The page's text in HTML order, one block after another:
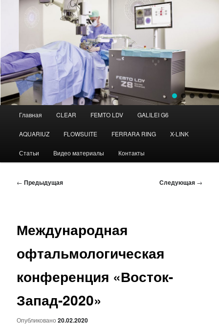
Перейти
к
основному
содержимому
Перейти
к
дополнительному
содержимому
Главная CLEAR FEMTO LDV GALILEI G6
AQUARIUZ FLOWSUITE FERRARA RING X-LINK
Статьи Видео материалы Контакты
Навигация
← Предыдущая Следующая →
Международная
офтальмологическая
конференция «Восток-
Запад-2020»
Опубликовано20.02.2020